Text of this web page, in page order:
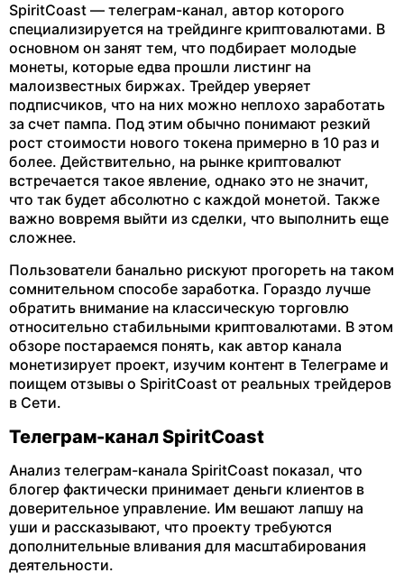
SpiritCoast — телеграм-канал, автор которого
специализируется на трейдинге криптовалютами. В
основном он занят тем, что подбирает молодые
монеты, которые едва прошли листинг на
малоизвестных биржах. Трейдер уверяет
подписчиков, что на них можно неплохо заработать
за счет пампа. Под этим обычно понимают резкий
рост стоимости нового токена примерно в 10 раз и
более. Действительно, на рынке криптовалют
встречается такое явление, однако это не значит,
что так будет абсолютно с каждой монетой. Также
важно вовремя выйти из сделки, что выполнить еще
сложнее.
Пользователи банально рискуют прогореть на таком
сомнительном способе заработка. Гораздо лучше
обратить внимание на классическую торговлю
относительно стабильными криптовалютами. В этом
обзоре постараемся понять, как автор канала
монетизирует проект, изучим контент в Телеграме и
поищем отзывы о SpiritCoast от реальных трейдеров
в Сети.
Телеграм-канал SpiritCoast
Анализ телеграм-канала SpiritCoast показал, что
блогер фактически принимает деньги клиентов в
доверительное управление. Им вешают лапшу на
уши и рассказывают, что проекту требуются
дополнительные вливания для масштабирования
деятельности.